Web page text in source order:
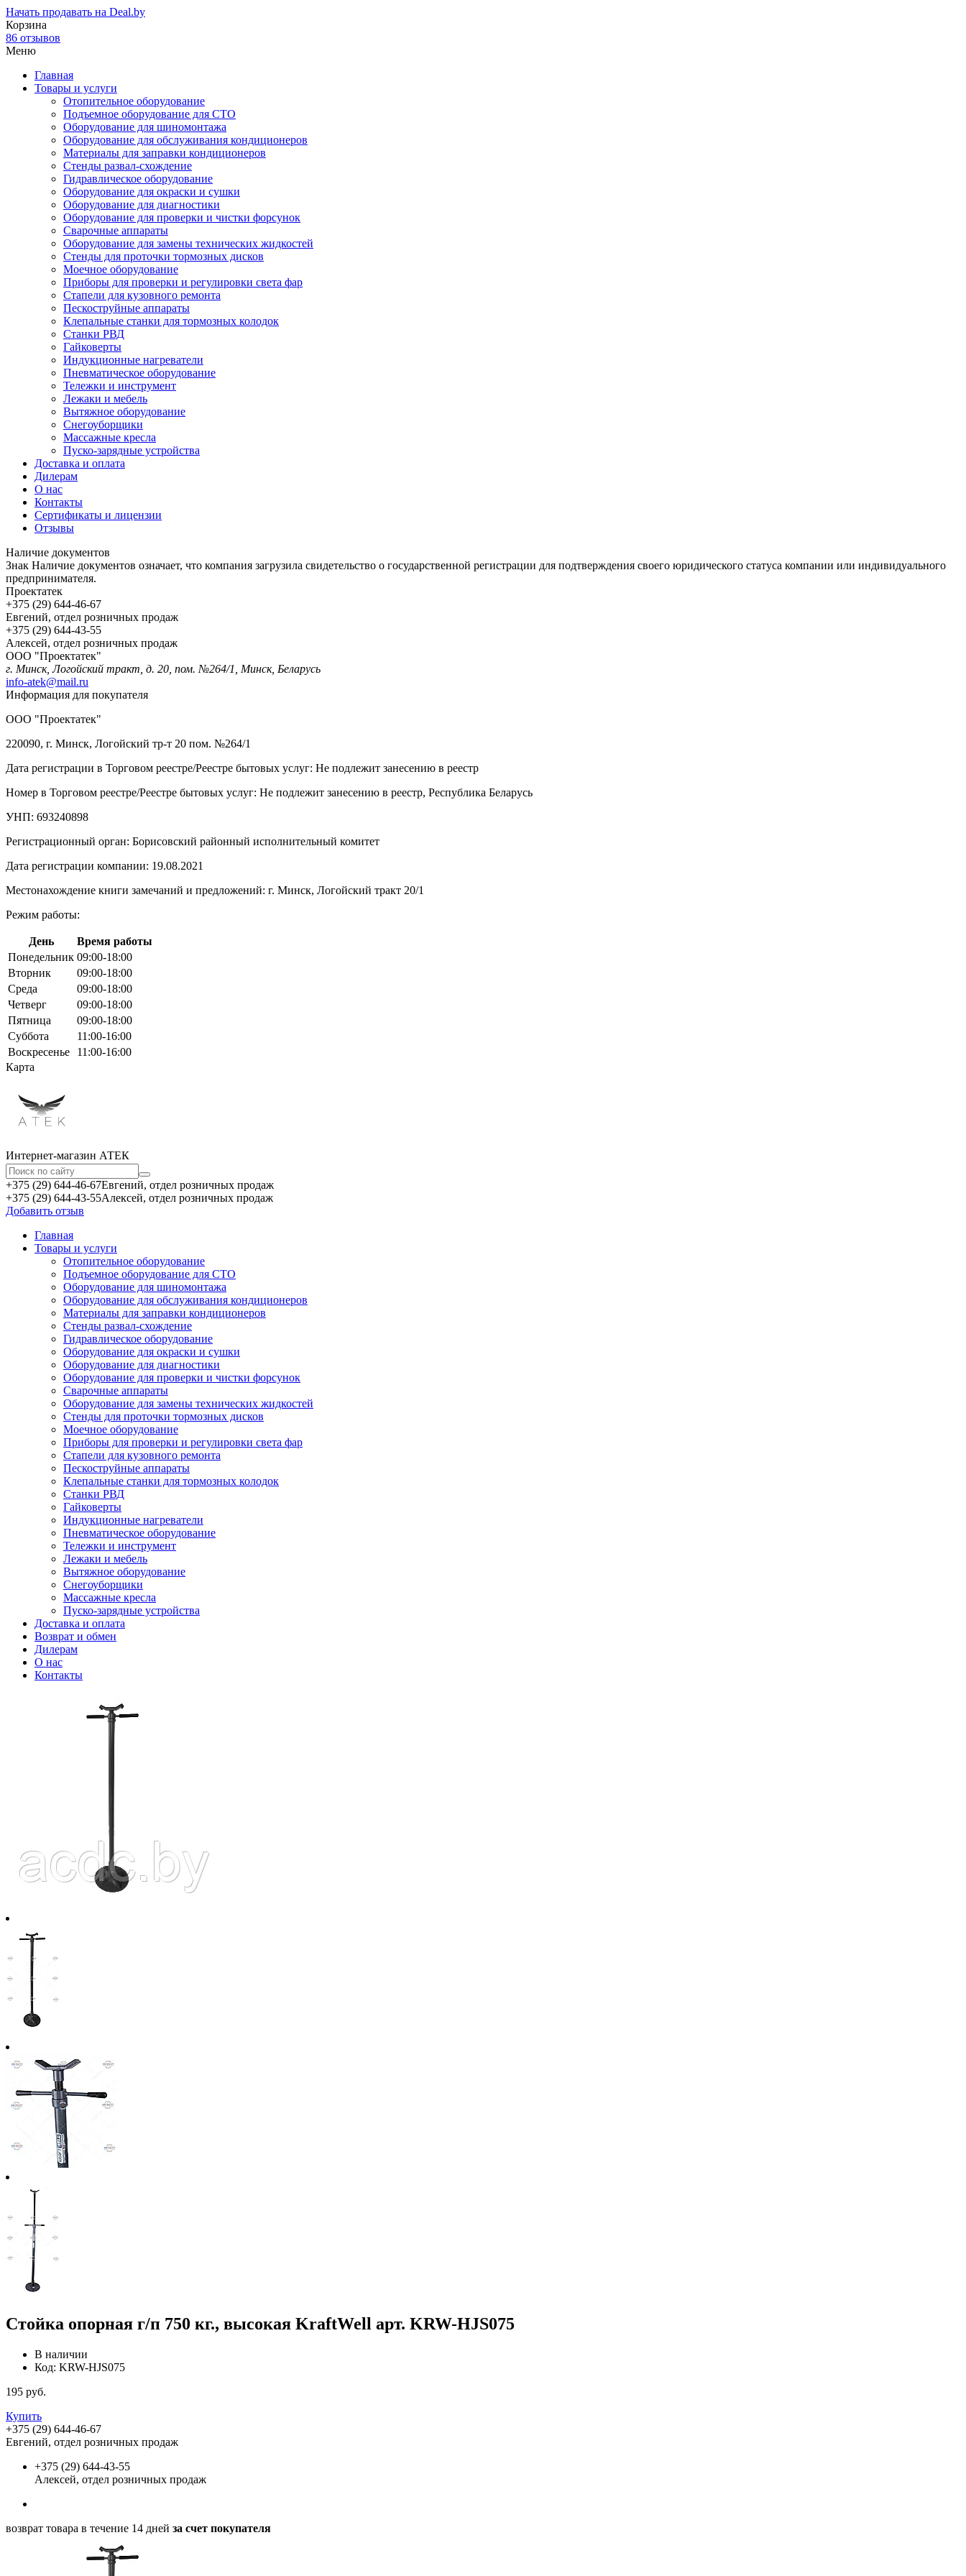
Начать продавать на Deal.by
Корзина
86 отзывов
Меню
Главная
Товары и услуги
Отопительное оборудование
Подъемное оборудование для СТО
Оборудование для шиномонтажа
Оборудование для обслуживания кондиционеров
Материалы для заправки кондиционеров
Стенды развал-схождение
Гидравлическое оборудование
Оборудование для окраски и сушки
Оборудование для диагностики
Оборудование для проверки и чистки форсунок
Сварочные аппараты
Оборудование для замены технических жидкостей
Стенды для проточки тормозных дисков
Моечное оборудование
Приборы для проверки и регулировки света фар
Стапели для кузовного ремонта
Пескоструйные аппараты
Клепальные станки для тормозных колодок
Станки РВД
Гайковерты
Индукционные нагреватели
Пневматическое оборудование
Тележки и инструмент
Лежаки и мебель
Вытяжное оборудование
Снегоуборщики
Массажные кресла
Пуско-зарядные устройства
Доставка и оплата
Дилерам
О нас
Контакты
Сертификаты и лицензии
Отзывы
Наличие документов
Знак Наличие документов означает, что компания загрузила свидетельство о государственной регистрации для подтверждения своего юридического статуса компании или индивидуального
предпринимателя.
Проектатек
+375 (29) 644-46-67
Евгений, отдел розничных продаж
+375 (29) 644-43-55
Алексей, отдел розничных продаж
ООО "Проектатек"
г. Минск, Логойский тракт, д. 20, пом. №264/1, Минск, Беларусь
info-atek@mail.ru
Информация для покупателя
ООО "Проектатек"
220090, г. Минск, Логойский тр-т 20 пом. №264/1
Дата регистрации в Торговом реестре/Реестре бытовых услуг: Не подлежит занесению в реестр
Номер в Торговом реестре/Реестре бытовых услуг: Не подлежит занесению в реестр, Республика Беларусь
УНП: 693240898
Регистрационный орган: Борисовский районный исполнительный комитет
Дата регистрации компании: 19.08.2021
Местонахождение книги замечаний и предложений: г. Минск, Логойский тракт 20/1
Режим работы:
День
Время работы
Понедельник 09:00-18:00
Вторник
09:00-18:00
Среда
09:00-18:00
Четверг
09:00-18:00
Пятница
09:00-18:00
Суббота
11:00-16:00
Воскресенье
11:00-16:00
Карта
Интернет-магазин АТЕКㅤ
+375 (29) 644-46-67Евгений, отдел розничных продаж
+375 (29) 644-43-55Алексей, отдел розничных продаж
Добавить отзыв
Главная
Товары и услуги
Отопительное оборудование
Подъемное оборудование для СТО
Оборудование для шиномонтажа
Оборудование для обслуживания кондиционеров
Материалы для заправки кондиционеров
Стенды развал-схождение
Гидравлическое оборудование
Оборудование для окраски и сушки
Оборудование для диагностики
Оборудование для проверки и чистки форсунок
Сварочные аппараты
Оборудование для замены технических жидкостей
Стенды для проточки тормозных дисков
Моечное оборудование
Приборы для проверки и регулировки света фар
Стапели для кузовного ремонта
Пескоструйные аппараты
Клепальные станки для тормозных колодок
Станки РВД
Гайковерты
Индукционные нагреватели
Пневматическое оборудование
Тележки и инструмент
Лежаки и мебель
Вытяжное оборудование
Снегоуборщики
Массажные кресла
Пуско-зарядные устройства
Доставка и оплата
Возврат и обмен
Дилерам
О нас
Контакты
Стойка опорная г/п 750 кг., высокая KraftWell арт. KRW-HJS075
В наличии
Код: KRW-HJS075
195 руб.
Купить
+375 (29) 644-46-67
Евгений, отдел розничных продаж
+375 (29) 644-43-55
Алексей, отдел розничных продаж
возврат товара в течение 14 дней за счет покупателя